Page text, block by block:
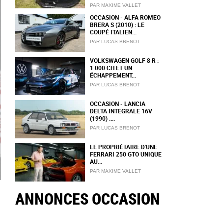
PAR MAXIME VALLET
OCCASION - ALFA ROMEO
BRERA S (2010) : LE
COUPÉ ITALIEN...
PAR LUCAS BRENOT
VOLKSWAGEN GOLF 8 R :
1 000 CH ET UN
ÉCHAPPEMENT...
PAR LUCAS BRENOT
OCCASION - LANCIA
DELTA INTEGRALE 16V
(1990) :...
PAR LUCAS BRENOT
LE PROPRIÉTAIRE D'UNE
FERRARI 250 GTO UNIQUE
AU...
PAR MAXIME VALLET
ANNONCES OCCASION